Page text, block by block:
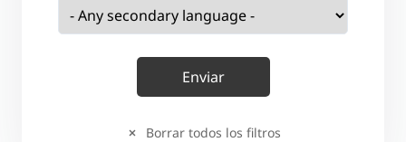
Borrar todos los filtros